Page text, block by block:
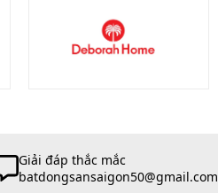
Giải đáp thắc mắc
batdongsansaigon50@gmail.com